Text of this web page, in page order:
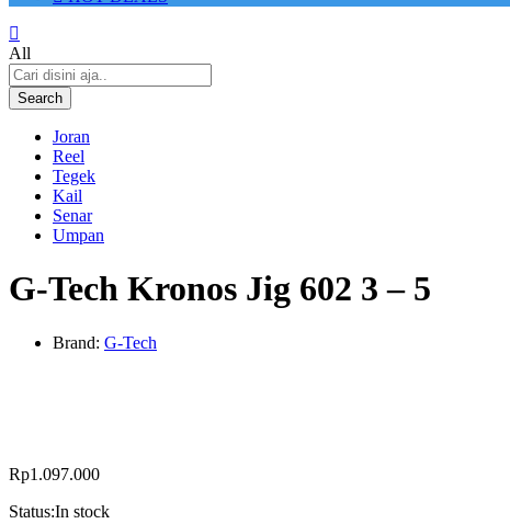
All
Search
Joran
Reel
Tegek
Kail
Senar
Umpan
G-Tech Kronos Jig 602 3 – 5
Brand: G-Tech
Rp1.097.000
Status:In stock